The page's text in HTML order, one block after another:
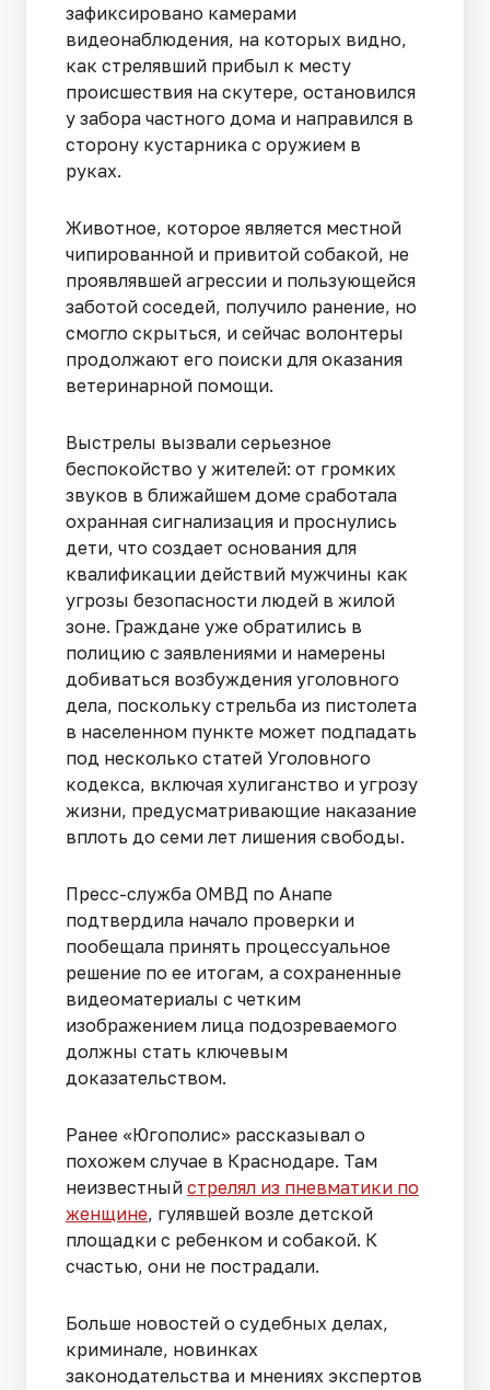
зафиксировано камерами
видеонаблюдения, на которых видно,
как стрелявший прибыл к месту
происшествия на скутере, остановился
у забора частного дома и направился в
сторону кустарника с оружием в
руках.
Животное, которое является местной
чипированной и привитой собакой, не
проявлявшей агрессии и пользующейся
заботой соседей, получило ранение, но
смогло скрыться, и сейчас волонтеры
продолжают его поиски для оказания
ветеринарной помощи.
Выстрелы вызвали серьезное
беспокойство у жителей: от громких
звуков в ближайшем доме сработала
охранная сигнализация и проснулись
дети, что создает основания для
квалификации действий мужчины как
угрозы безопасности людей в жилой
зоне. Граждане уже обратились в
полицию с заявлениями и намерены
добиваться возбуждения уголовного
дела, поскольку стрельба из пистолета
в населенном пункте может подпадать
под несколько статей Уголовного
кодекса, включая хулиганство и угрозу
жизни, предусматривающие наказание
вплоть до семи лет лишения свободы.
Пресс-служба ОМВД по Анапе
подтвердила начало проверки и
пообещала принять процессуальное
решение по ее итогам, а сохраненные
видеоматериалы с четким
изображением лица подозреваемого
должны стать ключевым
доказательством.
Ранее «Югополис» рассказывал о
похожем случае в Краснодаре. Там
неизвестный стрелял из пневматики по
женщине, гулявшей возле детской
площадки с ребенком и собакой. К
счастью, они не пострадали.
Больше новостей о судебных делах,
криминале, новинках
законодательства и мнениях экспертов